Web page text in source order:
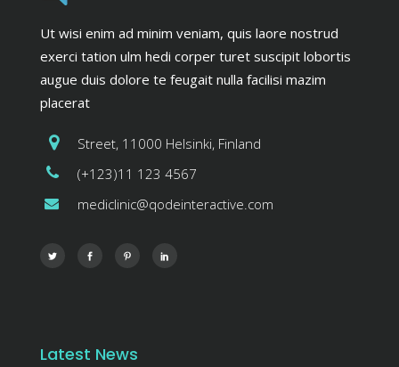
Ut wisi enim ad minim veniam, quis laore nostrud
exerci tation ulm hedi corper turet suscipit lobortis
augue duis dolore te feugait nulla facilisi mazim
placerat
Street, 11000 Helsinki, Finland
(+123)11 123 4567
mediclinic@qodeinteractive.com
Latest News